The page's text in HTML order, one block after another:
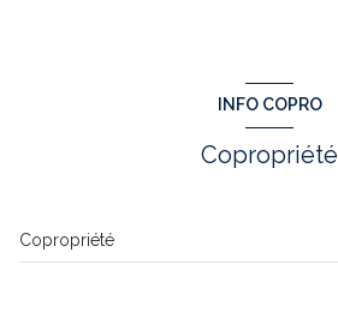
INFO COPRO
Copropriété
Copropriété